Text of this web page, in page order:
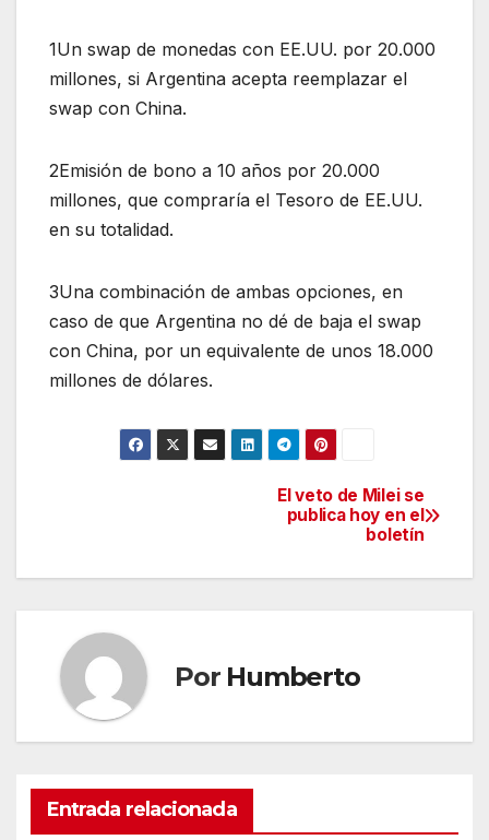
1Un swap de monedas con EE.UU. por 20.000
millones, si Argentina acepta reemplazar el
swap con China.
2Emisión de bono a 10 años por 20.000
millones, que compraría el Tesoro de EE.UU.
en su totalidad.
3Una combinación de ambas opciones, en
caso de que Argentina no dé de baja el swap
con China, por un equivalente de unos 18.000
millones de dólares.
El veto de Milei se
publica hoy en el
boletín
Por Humberto
Entrada relacionada